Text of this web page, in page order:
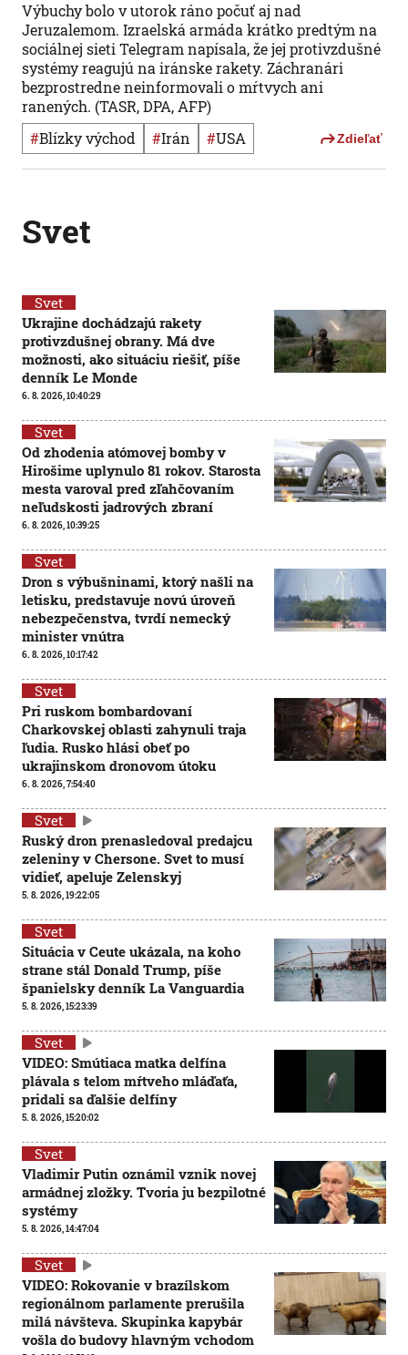
Výbuchy bolo v utorok ráno počuť aj nad
Jeruzalemom. Izraelská armáda krátko predtým na
sociálnej sieti Telegram napísala, že jej protivzdušné
systémy reagujú na iránske rakety. Záchranári
bezprostredne neinformovali o mŕtvych ani
ranených. (TASR, DPA, AFP)
# Blízky východ # Irán # USA Zdieľať
Svet
Svet
Ukrajine dochádzajú rakety
protivzdušnej obrany. Má dve
možnosti, ako situáciu riešiť, píše
denník Le Monde
6. 8. 2026, 10:40:29
Svet
Od zhodenia atómovej bomby v
Hirošime uplynulo 81 rokov. Starosta
mesta varoval pred zľahčovaním
neľudskosti jadrových zbraní
6. 8. 2026, 10:39:25
Svet
Dron s výbušninami, ktorý našli na
letisku, predstavuje novú úroveň
nebezpečenstva, tvrdí nemecký
minister vnútra
6. 8. 2026, 10:17:42
Svet
Pri ruskom bombardovaní
Charkovskej oblasti zahynuli traja
ľudia. Rusko hlási obeť po
ukrajinskom dronovom útoku
6. 8. 2026, 7:54:40
Svet
Ruský dron prenasledoval predajcu
zeleniny v Chersone. Svet to musí
vidieť, apeluje Zelenskyj
5. 8. 2026, 19:22:05
Svet
Situácia v Ceute ukázala, na koho
strane stál Donald Trump, píše
španielsky denník La Vanguardia
5. 8. 2026, 15:23:39
Svet
VIDEO: Smútiaca matka delfína
plávala s telom mŕtveho mláďaťa,
pridali sa ďalšie delfíny
5. 8. 2026, 15:20:02
Svet
Vladimir Putin oznámil vznik novej
armádnej zložky. Tvoria ju bezpilotné
systémy
5. 8. 2026, 14:47:04
Svet
VIDEO: Rokovanie v brazílskom
regionálnom parlamente prerušila
milá návšteva. Skupinka kapybár
vošla do budovy hlavným vchodom